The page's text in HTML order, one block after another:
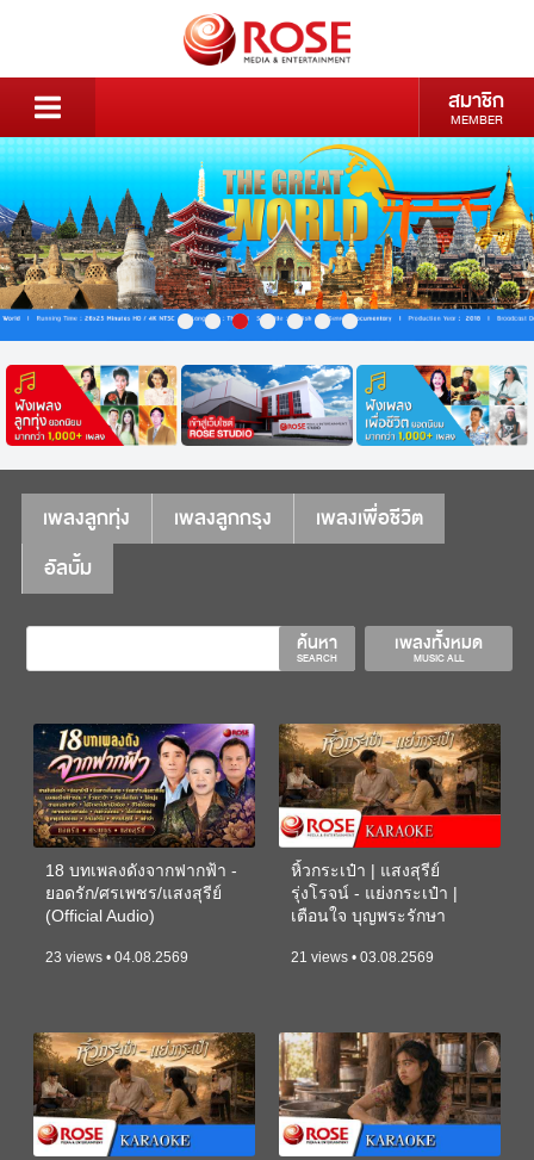
สมาชิก
MEMBER
เพลงลูกทุ่ง เพลงลูกกรุง
เพลงเพื่อชีวิต
อัลบั้ม
เพลงทั้งหมด
MUSIC ALL
ค้นหา
SEARCH
18 บทเพลงดังจากฟากฟ้า -
ยอดรัก/ศรเพชร/แสงสุรีย์
(Official Audio)
23 views • 04.08.2569
หิ้วกระเป๋า | แสงสุรีย์
รุ่งโรจน์ - แย่งกระเป๋า |
เตือนใจ บุญพระรักษา
21 views • 03.08.2569